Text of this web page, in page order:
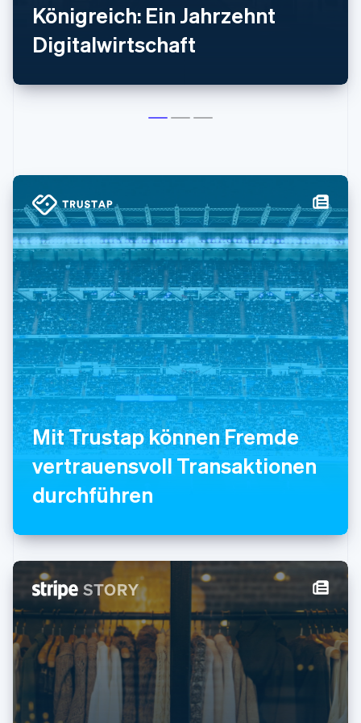
Königreich: Ein Jahrzehnt
Digitalwirtschaft
Mit Trustap können Fremde
vertrauensvoll Transaktionen
durchführen
Australien
English
Belgien
Brasilien
Bulgarien
English
Dänemark
English
Deutschland
Deutsch English
Estland
English
Festlandchina